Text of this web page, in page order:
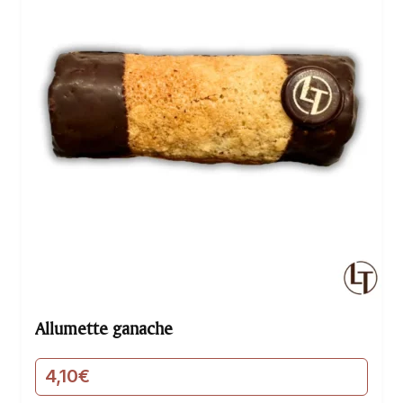
Allumette ganache
4,10€